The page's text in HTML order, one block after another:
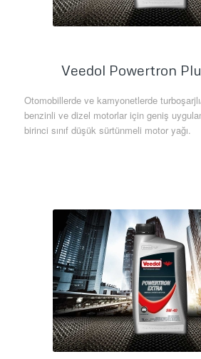
Veedol Powertron
Otomobillerde ve kamyonetlerde
benzinli ve dizel motorlar için geniş
birinci sınıf düşük sürtünmeli motor yağı.